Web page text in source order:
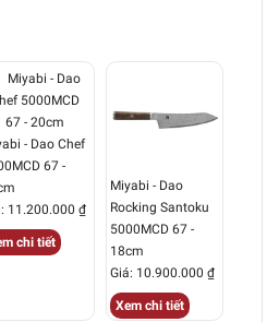
- Dao Chef
67 -
11.200.000 ₫
chi tiết
Miyabi - Dao
Rocking Santoku
5000MCD 67 -
18cm
Giá: 10.900.000 ₫
Xem chi tiết